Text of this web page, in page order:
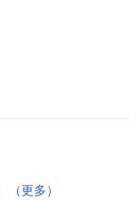
（更多）